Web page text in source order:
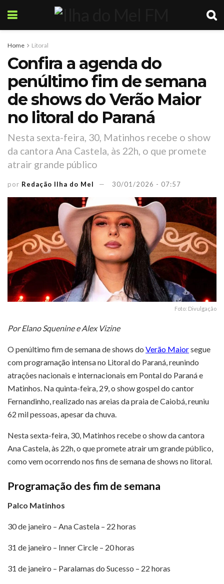
Home Litoral
Confira a agenda do
penúltimo fim de semana
de shows do Verão Maior
no litoral do Paraná
Nesta sexta-feira, 30, Matinhos recebe o show
da cantora Ana Castela, às 22h, o que promete
atrair grande público
por Redação Ilha do Mel 30/01/2026 - 07:57
Foto: Divulgação
Por Elano Squenine e Alex Vizine
O penúltimo fim de semana de shows do Verão Maiorsegue
com programação intensa no Litoral do Paraná, reunindo
atrações nacionais e internacionais em Pontal do Paraná e
Matinhos. Na quinta-feira, 29, o show gospel do cantor
Fernandinho, realizado nas areias da praia de Caiobá, reuniu
62 mil pessoas, apesar da chuva.
Nesta sexta-feira, 30, Matinhos recebe o show da cantora
Ana Castela, às 22h, o que promete atrair um grande público,
como vem ocorrendo nos fins de semana de shows no litoral.
Programação des fim de semana
Palco Matinhos
30 de janeiro – Ana Castela – 22 horas
31 de janeiro – Inner Circle – 20 horas
31 de janeiro – Paralamas do Sucesso – 22 horas